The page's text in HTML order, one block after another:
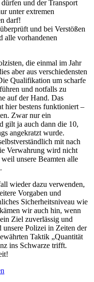
und der Transport
unter extremen
darf!
und bei Verstößen
alle vorhandenen
die einmal im Jahr
aber aus verschiedensten
Qualifikation um scharfe
und notfalls zu
auf der Hand. Das
hier bestens funktioniert –
Zwar nur ein
gilt ja auch dann die 10,
angekratzt wurde.
mit nach
Verwahrung wird nicht
unsere Beamten alle
wieder dazu verwenden,
Vorgaben und
Sicherheitsniveau wie
wir auch hin, wenn
Ziel zuverlässig und
Polizei in Zeiten der
Taktik „Quantität
ins Schwarze trifft.